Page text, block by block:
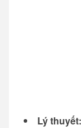
Lý thuyết: